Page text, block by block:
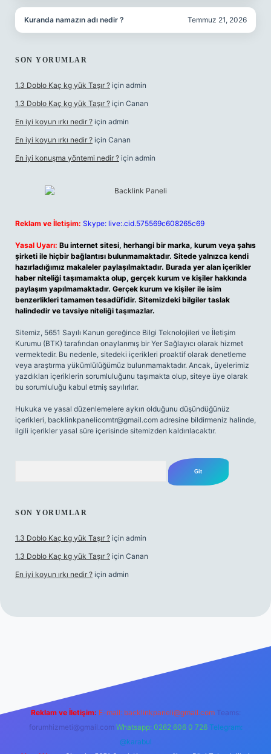
Kuranda namazın adı nedir ? Temmuz 21, 2026
SON YORUMLAR
1.3 Doblo Kaç kg yük Taşır ? için admin
1.3 Doblo Kaç kg yük Taşır ? için Canan
En iyi koyun ırkı nedir ? için admin
En iyi koyun ırkı nedir ? için Canan
En iyi konuşma yöntemi nedir ? için admin
Reklam ve İletişim: Skype: live:.cid.575569c608265c69
Yasal Uyarı: Bu internet sitesi, herhangi bir marka, kurum veya şahıs
şirketi ile hiçbir bağlantısı bulunmamaktadır. Sitede yalnızca kendi
hazırladığımız makaleler paylaşılmaktadır. Burada yer alan içerikler
haber niteliği taşımamakta olup, gerçek kurum ve kişiler hakkında
paylaşım yapılmamaktadır. Gerçek kurum ve kişiler ile isim
benzerlikleri tamamen tesadüfidir. Sitemizdeki bilgiler taslak
halindedir ve tavsiye niteliği taşımazlar.
Sitemiz, 5651 Sayılı Kanun gereğince Bilgi Teknolojileri ve İletişim
Kurumu (BTK) tarafından onaylanmış bir Yer Sağlayıcı olarak hizmet
vermektedir. Bu nedenle, sitedeki içerikleri proaktif olarak denetleme
veya araştırma yükümlülüğümüz bulunmamaktadır. Ancak, üyelerimiz
yazdıkları içeriklerin sorumluluğunu taşımakta olup, siteye üye olarak
bu sorumluluğu kabul etmiş sayılırlar.
Hukuka ve yasal düzenlemelere aykırı olduğunu düşündüğünüz
içerikleri, backlinkpanelicomtr@gmail.com adresine bildirmeniz halinde,
ilgili içerikler yasal süre içerisinde sitemizden kaldırılacaktır.
SON YORUMLAR
1.3 Doblo Kaç kg yük Taşır ? için admin
1.3 Doblo Kaç kg yük Taşır ? için Canan
En iyi koyun ırkı nedir ? için admin
Reklam ve İletişim: E-mail: backlinkpaneli@gmail.com Teams:
forumhizmeti@gmail.com Whatsapp: 0262 606 0 726 Telegram:
@karabul